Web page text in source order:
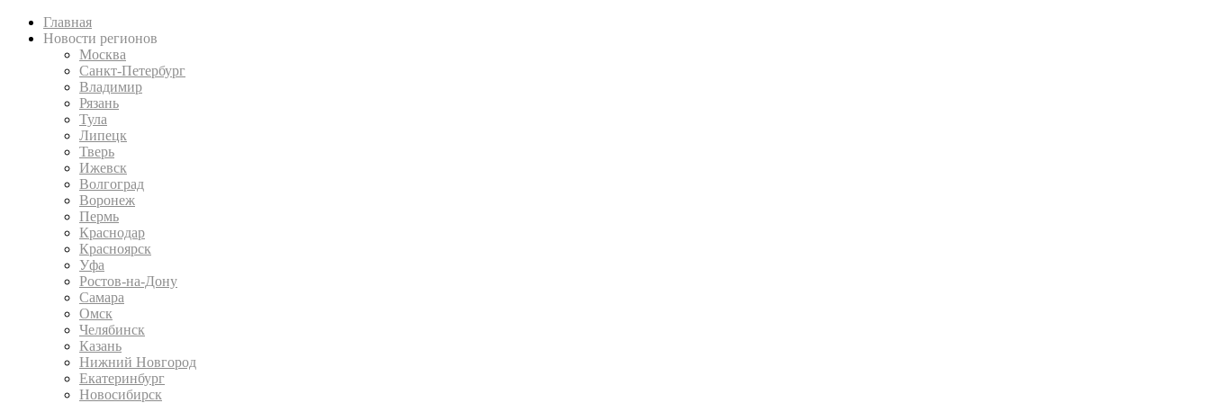
Главная
Новости регионов
Москва
Санкт-Петербург
Владимир
Рязань
Тула
Липецк
Тверь
Ижевск
Волгоград
Воронеж
Пермь
Краснодар
Красноярск
Уфа
Ростов-на-Дону
Самара
Омск
Челябинск
Казань
Нижний Новгород
Екатеринбург
Новосибирск